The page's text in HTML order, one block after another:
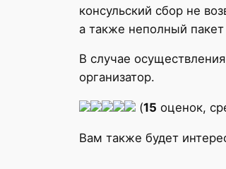
консульский сбор не
а также неполный
В случае
организатор.
(15 оценок,
Вам также будет